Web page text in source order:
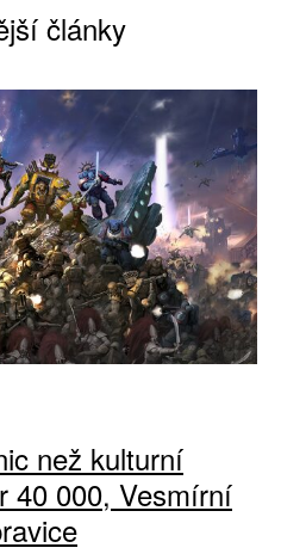
články
než kulturní
40 000, Vesmírní